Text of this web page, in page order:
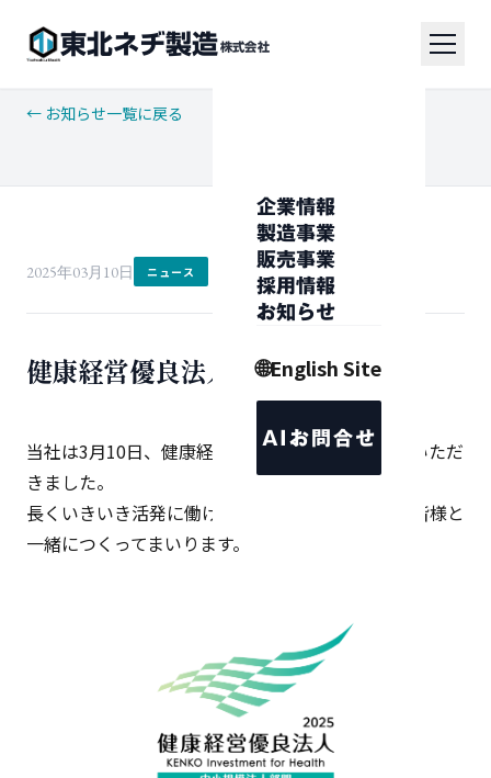
東北ネヂ製造 株式会社
企業情報
製造事業
販売事業
採用情報
お知らせ
🌐English Site
AIお問合せ
← お知らせ一覧に戻る
2025年03月10日 ニュース
健康経営優良法人2025 認定
当社は3月10日、健康経営優良法人2025の認定をいただ
きました。
長くいきいき活発に働ける環境づくりを、社員の皆様と
一緒につくってまいります。